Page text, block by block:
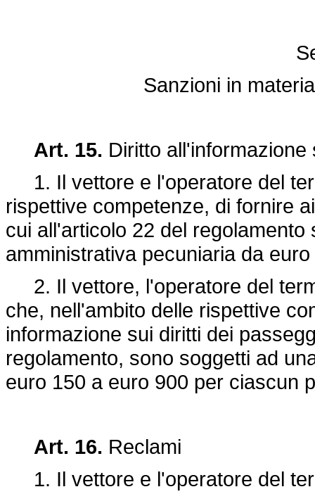
Sanzioni in
Art. 15. Diritto
1. Il vettore e l'operatore del
rispettive competenze, di fornire
cui all'articolo 22 del
amministrativa pecuniaria da
2. Il vettore, l'operatore del
che, nell'ambito delle rispettive
informazione sui diritti dei
regolamento, sono soggetti ad
euro 150 a euro 900 per ciascun
Art. 16. Reclami
1. Il vettore e l'operatore del